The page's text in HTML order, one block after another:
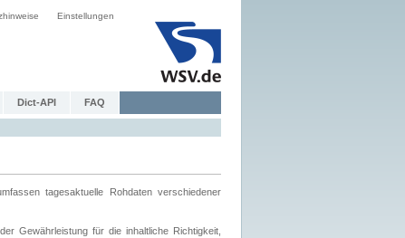
Einstellungen
Dict-API FAQ
tagesaktuelle Rohdaten verschiedener
Gewährleistung für die inhaltliche Richtigkeit,